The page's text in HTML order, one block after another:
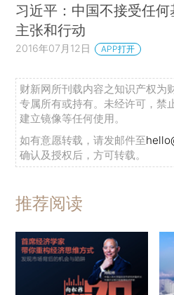
习近平：中国不接受任
主张和行动
2016年07月12日 APP打开
财新网所刊载内容之知识产权为
专属所有或持有。未经许可，禁
建立镜像等任何使用。
如有意愿转载，请发邮件至
确认及授权后，方可转载。
推荐阅读